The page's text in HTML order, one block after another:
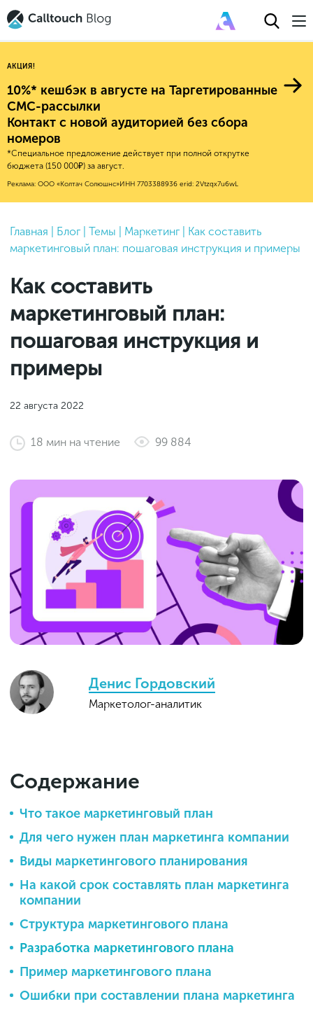
Авторитейл
Финансы
Е-коммерс
Недвижимость
HoReCa
Бьюти
Услуги
Фитнес
2025
2024
2022
2021
2020
2018
2017
2016
Новые продукты
Эксплейнеры
Обновления продуктов Calltouch
Обучение работы с инструментами
Calltouch
Индекс здоровья российского
Mental Health
Привлечение
Конверсия
Аналитика
Законы и документы
Старт и идеи
Инструменты и сервисы
Callday
MeetUp
АКЦИЯ!
10%* кешбэк в августе на Таргетированные
СМС-рассылки
Контакт с новой аудиторией без сбора
номеров
*Специальное предложение действует при полной открутке
бюджета (150 000₽) за август.
Реклама: ООО «Колтач Солюшнс»ИНН 7703388936 erid: 2Vtzqx7u6wL
Главная Блог Темы Маркетинг
Как составить
маркетинговый план: пошаговая инструкция и примеры
Как составить
маркетинговый план:
пошаговая инструкция и
примеры
22 августа 2022
18 мин на чтение 99 884
Денис Гордовский
Маркетолог-аналитик
Содержание
Что такое маркетинговый план
Для чего нужен план маркетинга компании
Виды маркетингового планирования
На какой срок составлять план маркетинга
компании
Структура маркетингового плана
Разработка маркетингового плана
Пример маркетингового плана
Ошибки при составлении плана маркетинга